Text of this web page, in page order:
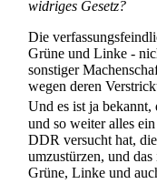
widriges Gesetz?
Die
Grüne und Linke -
sonstiger
wegen deren
Und es ist ja
und so weiter alles
DDR versucht hat,
umzustürzen, und
Grüne, Linke und